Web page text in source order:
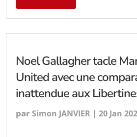
Noel Gallagher tacle
United avec une
inattendue aux
parSimon JANVIER | 20 Jan